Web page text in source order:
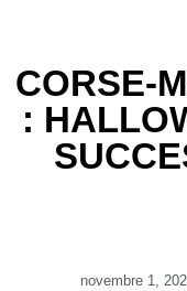
CORSE-
:
novembre 1,